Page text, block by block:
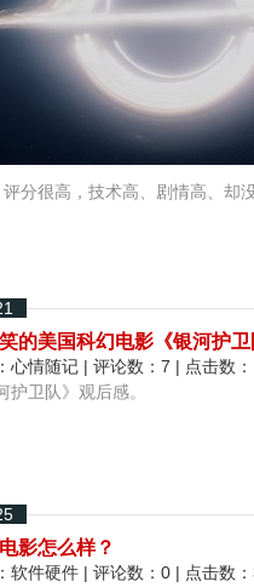
分很高，技术高、剧情高、却
的美国科幻电影《银河护
心情随记 | 评论数：7 | 点击数
护卫队》观后感。
影怎么样？
软件硬件 | 评论数：0 | 点击数